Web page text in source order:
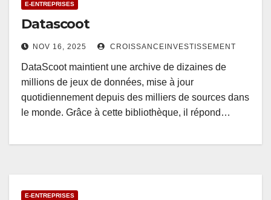
E-ENTREPRISES
Datascoot
NOV 16, 2025 CROISSANCEINVESTISSEMENT
DataScoot maintient une archive de dizaines de
millions de jeux de données, mise à jour
quotidiennement depuis des milliers de sources dans
le monde. Grâce à cette bibliothèque, il répond…
E-ENTREPRISES